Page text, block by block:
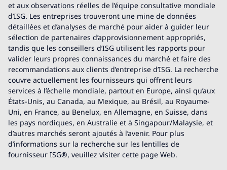
et aux observations réelles de l’équipe consultative mondiale
d’ISG. Les entreprises trouveront une mine de données
détaillées et d’analyses de marché pour aider à guider leur
sélection de partenaires d’approvisionnement appropriés,
tandis que les conseillers d’ISG utilisent les rapports pour
valider leurs propres connaissances du marché et faire des
recommandations aux clients d’entreprise d’ISG. La recherche
couvre actuellement les fournisseurs qui offrent leurs
services à l’échelle mondiale, partout en Europe, ainsi qu’aux
États-Unis, au Canada, au Mexique, au Brésil, au Royaume-
Uni, en France, au Benelux, en Allemagne, en Suisse, dans
les pays nordiques, en Australie et à Singapour/Malaysie, et
d’autres marchés seront ajoutés à l’avenir. Pour plus
d’informations sur la recherche sur les lentilles de
fournisseur ISG®, veuillez visiter cette page Web.